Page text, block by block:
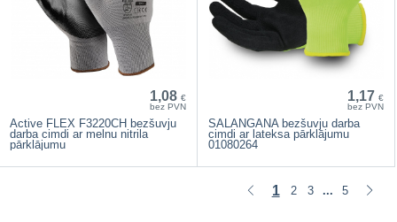
1,08 €
bez PVN
Active FLEX F3220CH bezšuvju
darba cimdi ar melnu nitrila
pārklājumu
1,17 €
bez PVN
SALANGANA bezšuvju darba
cimdi ar lateksa pārklājumu
01080264
1 2 3 ... 5